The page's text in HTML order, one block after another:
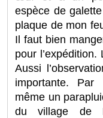
espèce de
plaque de mon
Il faut bien
pour
Aussi
importante. Par
même un
du village de